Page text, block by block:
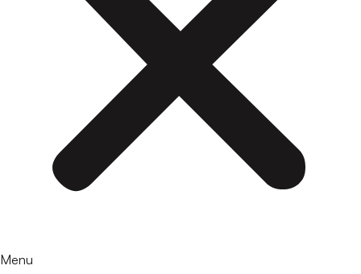
Menu